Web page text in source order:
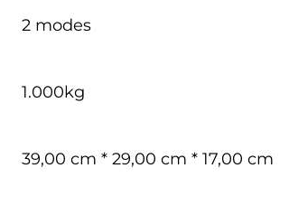
2 modes
1.000kg
39,00 cm * 29,00 cm * 17,00 cm